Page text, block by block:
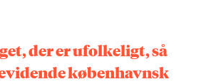
der er ufolkeligt, så
københavnsk